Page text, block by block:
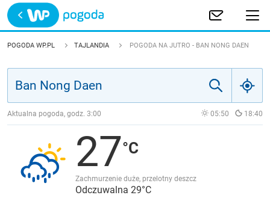
Trwa ładowanie
POLSKA
JAKOŚĆ POWIETRZA
POGODA WP.PL TAJLANDIA POGODA NA JUTRO - BAN NONG DAEN
Aktualna pogoda, godz. 3:00 05:50 18:40
27
Zachmurzenie duże, przelotny deszcz
Odczuwalna 29°C